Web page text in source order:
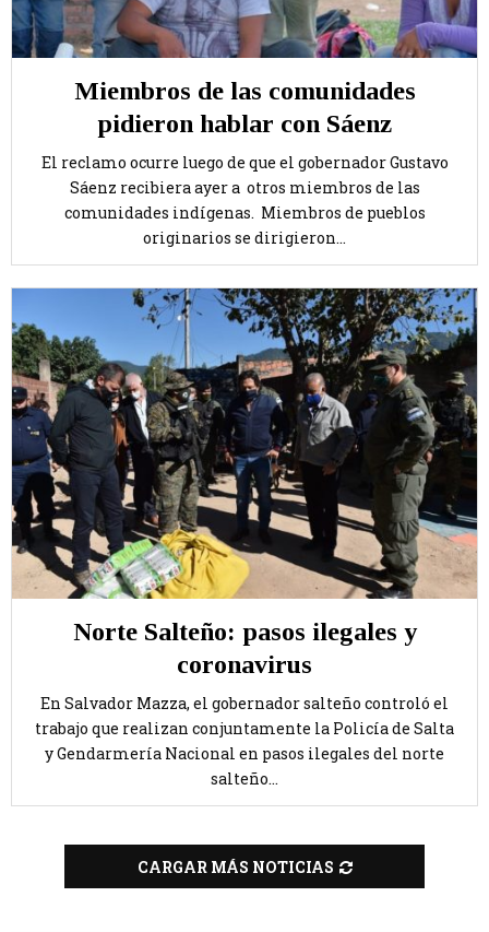
Miembros de las comunidades
pidieron hablar con Sáenz
El reclamo ocurre luego de que el gobernador Gustavo
Sáenz recibiera ayer a otros miembros de las
comunidades indígenas. Miembros de pueblos
originarios se dirigieron...
Norte Salteño: pasos ilegales y
coronavirus
En Salvador Mazza, el gobernador salteño controló el
trabajo que realizan conjuntamente la Policía de Salta
y Gendarmería Nacional en pasos ilegales del norte
salteño...
CARGAR MÁS NOTICIAS